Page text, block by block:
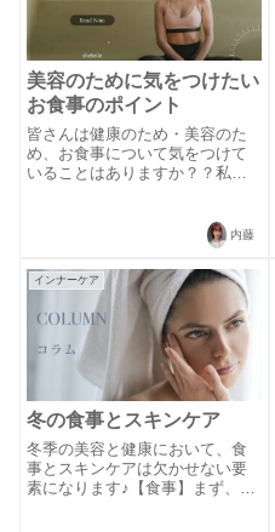
美容のために気をつけたい
お食事のポイント
皆さんは健康のため・美容のた
め、お食事について気をつけて
いることはありますか？？私た
美容面でもとても大切です！・
野菜を摂るように意識してい
る・おやつを控えめにしてい
る・なるべく自炊を心...
内藤
インナーケア
冬の食事とスキンケア
冬季の美容と健康において、食
事とスキンケアは欠かせない要
素になります♪【食事】まず、冷